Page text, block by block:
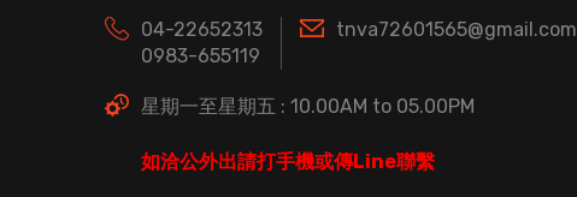
04-22652313
0983-655119
tnva72601565@gmail.com
星期一至星期五 : 10.00AM to 05.00PM
如洽公外出請打手機或傳Line聯繫